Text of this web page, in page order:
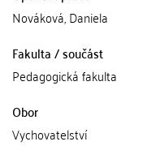
Nováková, Daniela
Fakulta / součást
Pedagogická fakulta
Obor
Vychovatelství